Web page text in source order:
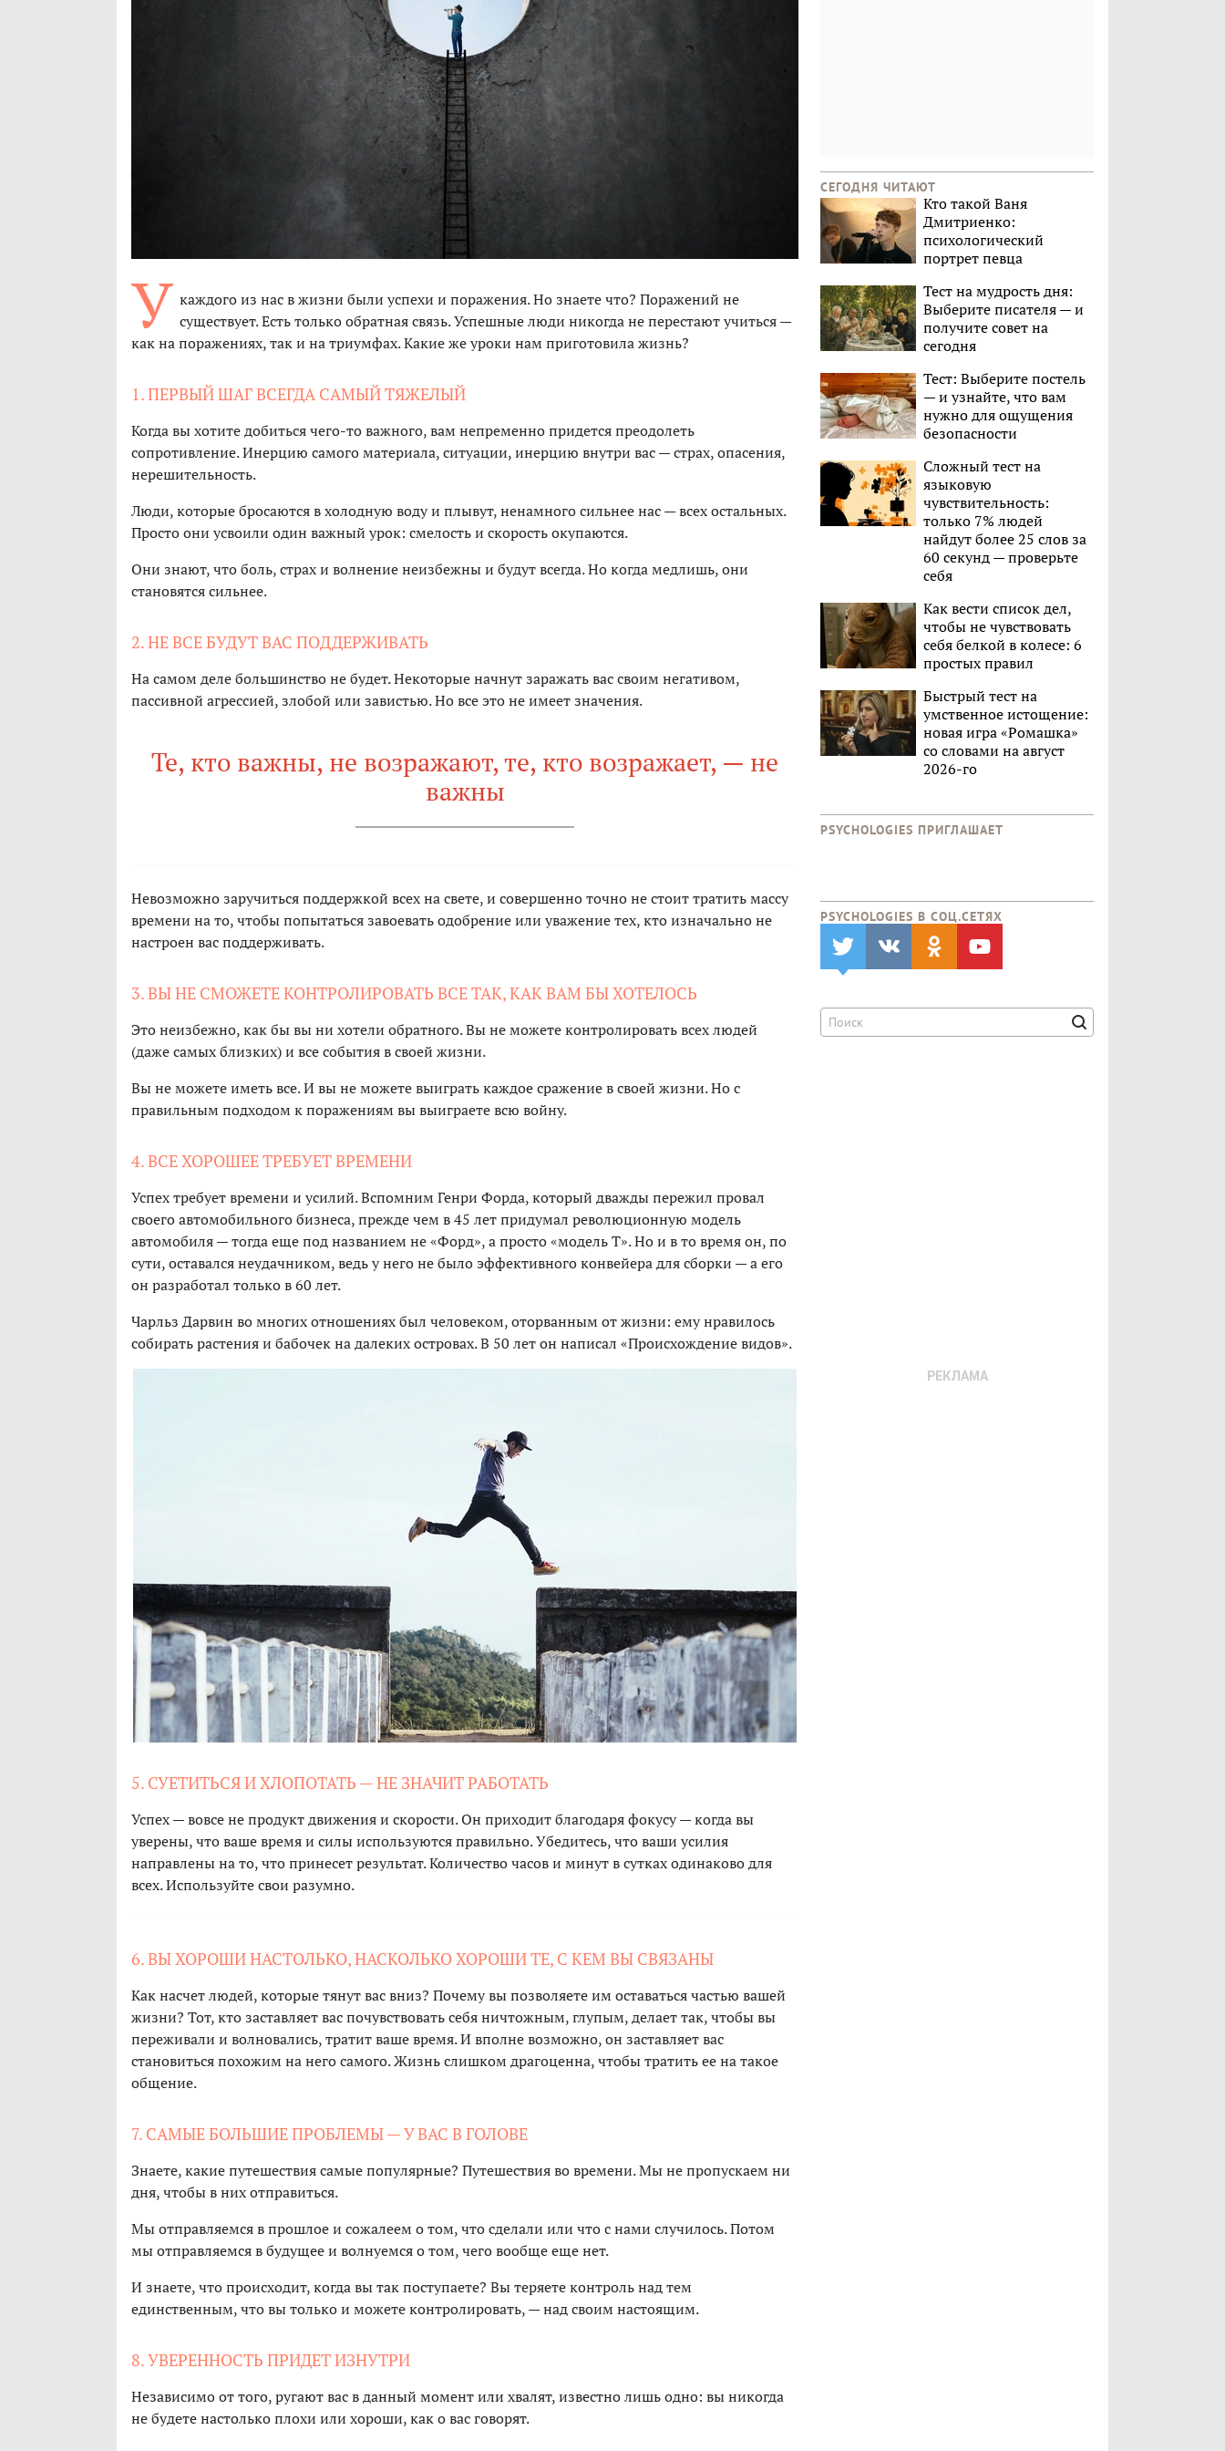
У каждого из нас в жизни были успехи и поражения. Но знаете что? Поражений не
существует. Есть только обратная связь. Успешные люди никогда не перестают учиться —
как на поражениях, так и на триумфах. Какие же уроки нам приготовила жизнь?
1. ПЕРВЫЙ ШАГ ВСЕГДА САМЫЙ ТЯЖЕЛЫЙ
Когда вы хотите добиться чего-то важного, вам непременно придется преодолеть
сопротивление. Инерцию самого материала, ситуации, инерцию внутри вас — страх, опасения,
нерешительность.
Люди, которые бросаются в холодную воду и плывут, ненамного сильнее нас — всех остальных.
Просто они усвоили один важный урок: смелость и скорость окупаются.
Они знают, что боль, страх и волнение неизбежны и будут всегда. Но когда медлишь, они
становятся сильнее.
2. НЕ ВСЕ БУДУТ ВАС ПОДДЕРЖИВАТЬ
На самом деле большинство не будет. Некоторые начнут заражать вас своим негативом,
пассивной агрессией, злобой или завистью. Но все это не имеет значения.
Те, кто важны, не возражают, те, кто возражает, — не
важны
Невозможно заручиться поддержкой всех на свете, и совершенно точно не стоит тратить массу
времени на то, чтобы попытаться завоевать одобрение или уважение тех, кто изначально не
настроен вас поддерживать.
3. ВЫ НЕ СМОЖЕТЕ КОНТРОЛИРОВАТЬ ВСЕ ТАК, КАК ВАМ БЫ ХОТЕЛОСЬ
Это неизбежно, как бы вы ни хотели обратного. Вы не можете контролировать всех людей
(даже самых близких) и все события в своей жизни.
Вы не можете иметь все. И вы не можете выиграть каждое сражение в своей жизни. Но с
правильным подходом к поражениям вы выиграете всю войну.
4. ВСЕ ХОРОШЕЕ ТРЕБУЕТ ВРЕМЕНИ
Успех требует времени и усилий. Вспомним Генри Форда, который дважды пережил провал
своего автомобильного бизнеса, прежде чем в 45 лет придумал революционную модель
автомобиля — тогда еще под названием не «Форд», а просто «модель Т». Но и в то время он, по
сути, оставался неудачником, ведь у него не было эффективного конвейера для сборки — а его
он разработал только в 60 лет.
Чарльз Дарвин во многих отношениях был человеком, оторванным от жизни: ему нравилось
собирать растения и бабочек на далеких островах. В 50 лет он написал «Происхождение видов».
5. СУЕТИТЬСЯ И ХЛОПОТАТЬ — НЕ ЗНАЧИТ РАБОТАТЬ
Успех — вовсе не продукт движения и скорости. Он приходит благодаря фокусу — когда вы
уверены, что ваше время и силы используются правильно. Убедитесь, что ваши усилия
направлены на то, что принесет результат. Количество часов и минут в сутках одинаково для
всех. Используйте свои разумно.
6. ВЫ ХОРОШИ НАСТОЛЬКО, НАСКОЛЬКО ХОРОШИ ТЕ, С КЕМ ВЫ СВЯЗАНЫ
Как насчет людей, которые тянут вас вниз? Почему вы позволяете им оставаться частью вашей
жизни? Тот, кто заставляет вас почувствовать себя ничтожным, глупым, делает так, чтобы вы
переживали и волновались, тратит ваше время. И вполне возможно, он заставляет вас
становиться похожим на него самого. Жизнь слишком драгоценна, чтобы тратить ее на такое
общение.
7. САМЫЕ БОЛЬШИЕ ПРОБЛЕМЫ — У ВАС В ГОЛОВЕ
Знаете, какие путешествия самые популярные? Путешествия во времени. Мы не пропускаем ни
дня, чтобы в них отправиться.
Мы отправляемся в прошлое и сожалеем о том, что сделали или что с нами случилось. Потом
мы отправляемся в будущее и волнуемся о том, чего вообще еще нет.
И знаете, что происходит, когда вы так поступаете? Вы теряете контроль над тем
единственным, что вы только и можете контролировать, — над своим настоящим.
8. УВЕРЕННОСТЬ ПРИДЕТ ИЗНУТРИ
Независимо от того, ругают вас в данный момент или хвалят, известно лишь одно: вы никогда
не будете настолько плохи или хороши, как о вас говорят.
СЕГОДНЯ ЧИТАЮТ
Кто такой Ваня
Дмитриенко:
психологический
портрет певца
Тест на мудрость дня:
Выберите писателя — и
получите совет на
сегодня
Тест: Выберите постель
— и узнайте, что вам
нужно для ощущения
безопасности
Сложный тест на
языковую
чувствительность:
только 7% людей
найдут более 25 слов за
60 секунд — проверьте
себя
Как вести список дел,
чтобы не чувствовать
себя белкой в колесе: 6
простых правил
Быстрый тест на
умственное истощение:
новая игра «Ромашка»
со словами на август
2026-го
PSYCHOLOGIES ПРИГЛАШАЕТ
PSYCHOLOGIES В CОЦ.СЕТЯХ